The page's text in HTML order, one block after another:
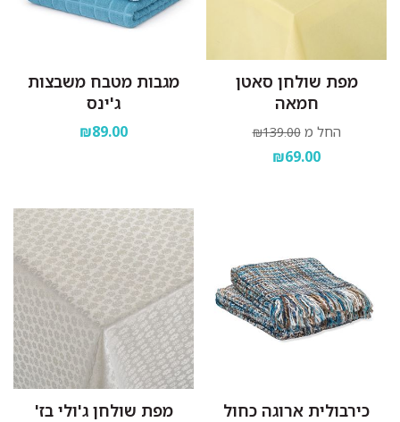
מפת שולחן סאטן
חמאה
החל מ ₪139.00
₪69.00
מגבות מטבח משבצות
ג'ינס
₪89.00
כירבולית ארוגה כחול מפת שולחן ג'ולי בז'